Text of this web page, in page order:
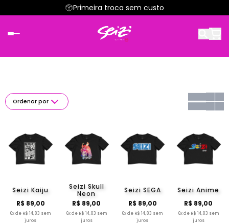
Primeira troca sem custo
Ordenar por
Seizi Kaiju
R$ 89,00
6x de R$ 14,83 sem
juros
Seizi Skull
Neon
R$ 89,00
6x de R$ 14,83 sem
juros
Seizi SEGA
R$ 89,00
6x de R$ 14,83 sem
juros
Seizi Anime
R$ 89,00
6x de R$ 14,83 sem
juros